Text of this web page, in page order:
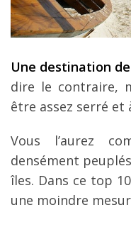
Une destination
dire le contraire,
être assez serré
Vous l’aurez
densément
îles. Dans ce top
une moindre